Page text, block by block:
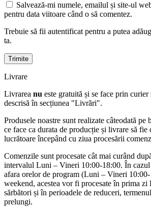
Salvează-mi numele, emailul și site-ul
pentru data viitoare când o să comentez.
Trebuie să fii autentificat pentru a putea
ta.
Livrare
Livrarea nu este gratuită și se face prin curier
descrisă în secțiunea "Livrări".
Produsele noastre sunt realizate câteodată pe
ce face ca durata de producție și livrare să fie
lucrătoare începând cu ziua procesării
Comenzile sunt procesate cât mai curând
intervalul Luni – Vineri 10:00-18:00. În
afara orelor de program (Luni – Vineri
weekend, acestea vor fi procesate în prima zi
sărbători și în perioadele de reduceri,
prelungi.